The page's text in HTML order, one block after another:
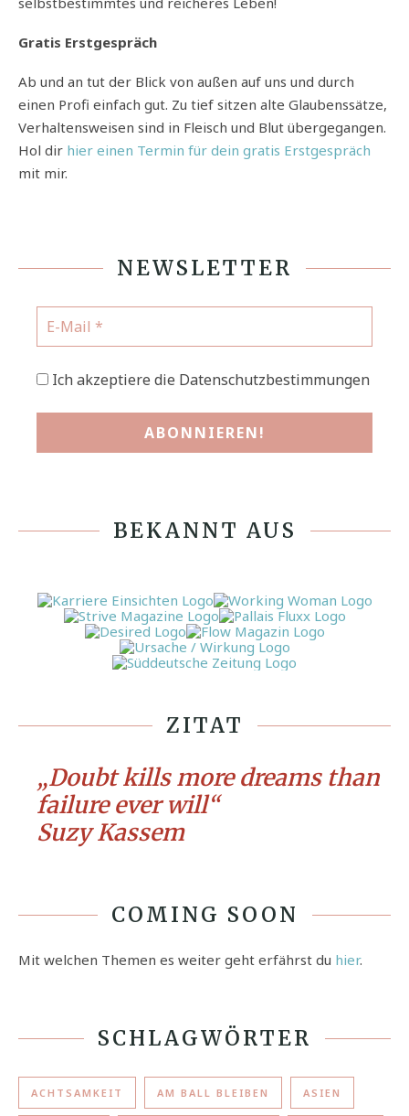
Gratis Erstgespräch
Ab und an tut der Blick von außen auf uns und durch
einen Profi einfach gut. Zu tief sitzen alte Glaubenssätze,
Verhaltensweisen sind in Fleisch und Blut übergegangen.
Hol dir hier einen Termin für dein gratis Erstgespräch
mit mir.
NEWSLETTER
Ich akzeptiere die Datenschutzbestimmungen
BEKANNT AUS
ZITAT
„Doubt kills more dreams than
failure ever will“
Suzy Kassem
COMING SOON
Mit welchen Themen es weiter geht erfährst du hier.
SCHLAGWÖRTER
ACHTSAMKEIT AM BALL BLEIBEN ASIEN